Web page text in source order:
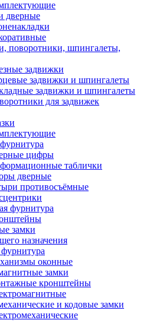
дверные
поворотники, шпингалеты,
задвижки
задвижки и шпингалеты
задвижки и шпингалеты
для задвижек
цифры
таблички
дверные
противосъёмные
фурнитура
замки
назначения
оконные
замки
кронштейны
и кодовые замки